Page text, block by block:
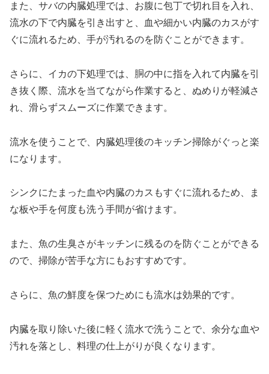
また、サバの内臓処理では、お腹に包丁で切れ目を入れ、
流水の下で内臓を引き出すと、血や細かい内臓のカスがす
ぐに流れるため、手が汚れるのを防ぐことができます。
さらに、イカの下処理では、胴の中に指を入れて内臓を引
き抜く際、流水を当てながら作業すると、ぬめりが軽減さ
れ、滑らずスムーズに作業できます。
流水を使うことで、内臓処理後のキッチン掃除がぐっと楽
になります。
シンクにたまった血や内臓のカスもすぐに流れるため、ま
な板や手を何度も洗う手間が省けます。
また、魚の生臭さがキッチンに残るのを防ぐことができる
ので、掃除が苦手な方にもおすすめです。
さらに、魚の鮮度を保つためにも流水は効果的です。
内臓を取り除いた後に軽く流水で洗うことで、余分な血や
汚れを落とし、料理の仕上がりが良くなります。